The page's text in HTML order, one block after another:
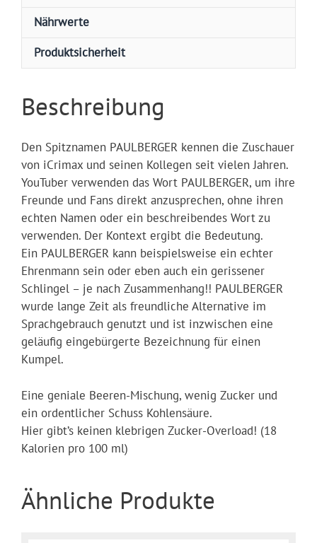
Nährwerte
Produktsicherheit
Beschreibung
Den Spitznamen PAULBERGER kennen die Zuschauer
von iCrimax und seinen Kollegen seit vielen Jahren.
YouTuber verwenden das Wort PAULBERGER, um ihre
Freunde und Fans direkt anzusprechen, ohne ihren
echten Namen oder ein beschreibendes Wort zu
verwenden. Der Kontext ergibt die Bedeutung.
Ein PAULBERGER kann beispielsweise ein echter
Ehrenmann sein oder eben auch ein gerissener
Schlingel – je nach Zusammenhang!! PAULBERGER
wurde lange Zeit als freundliche Alternative im
Sprachgebrauch genutzt und ist inzwischen eine
geläufig eingebürgerte Bezeichnung für einen
Kumpel.
Eine geniale Beeren-Mischung, wenig Zucker und
ein ordentlicher Schuss Kohlensäure.
Hier gibt’s keinen klebrigen Zucker-Overload! (18
Kalorien pro 100 ml)
Ähnliche Produkte